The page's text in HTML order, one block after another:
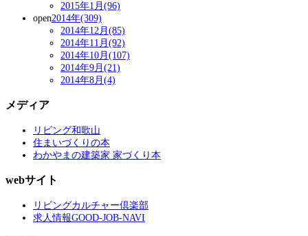
2015年1月(96)
open2014年(309)
2014年12月(85)
2014年11月(92)
2014年10月(107)
2014年9月(21)
2014年8月(4)
メディア
リビング和歌山
住まいづくりの本
わかやまの建築家 家づくり本
webサイト
リビングカルチャー倶楽部
求人情報GOOD-JOB-NAVI